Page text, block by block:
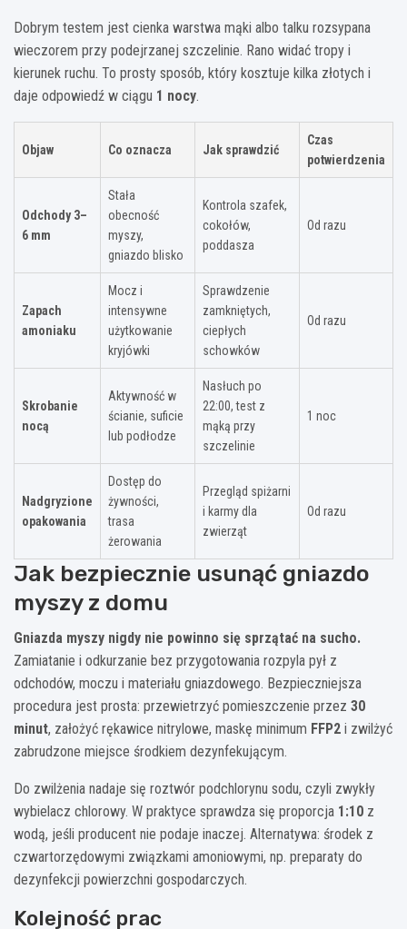
Dobrym testem jest cienka warstwa mąki albo talku rozsypana
wieczorem przy podejrzanej szczelinie. Rano widać tropy i
kierunek ruchu. To prosty sposób, który kosztuje kilka złotych i
daje odpowiedź w ciągu 1 nocy.
Objaw Co oznacza Jak sprawdzić
Czas
potwierdzenia
Odchody 3–
6 mm
Stała
obecność
myszy,
gniazdo blisko
Kontrola szafek,
cokołów,
poddasza
Od razu
Zapach
amoniaku
Mocz i
intensywne
użytkowanie
kryjówki
Sprawdzenie
zamkniętych,
ciepłych
schowków
Od razu
Skrobanie
nocą
Aktywność w
ścianie, suficie
lub podłodze
Nasłuch po
22:00, test z
mąką przy
szczelinie
1 noc
Nadgryzione
opakowania
Dostęp do
żywności,
trasa
żerowania
Przegląd spiżarni
i karmy dla
zwierząt
Od razu
Jak bezpiecznie usunąć gniazdo
myszy z domu
Gniazda myszy nigdy nie powinno się sprzątać na sucho.
Zamiatanie i odkurzanie bez przygotowania rozpyla pył z
odchodów, moczu i materiału gniazdowego. Bezpieczniejsza
procedura jest prosta: przewietrzyć pomieszczenie przez 30
minut, założyć rękawice nitrylowe, maskę minimum FFP2 i zwilżyć
zabrudzone miejsce środkiem dezynfekującym.
Do zwilżenia nadaje się roztwór podchlorynu sodu, czyli zwykły
wybielacz chlorowy. W praktyce sprawdza się proporcja 1:10 z
wodą, jeśli producent nie podaje inaczej. Alternatywa: środek z
czwartorzędowymi związkami amoniowymi, np. preparaty do
dezynfekcji powierzchni gospodarczych.
Kolejność prac